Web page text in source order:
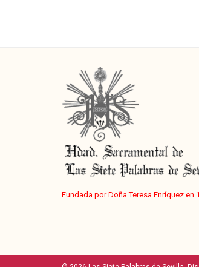
Fundada por Doña Teresa Enríquez en